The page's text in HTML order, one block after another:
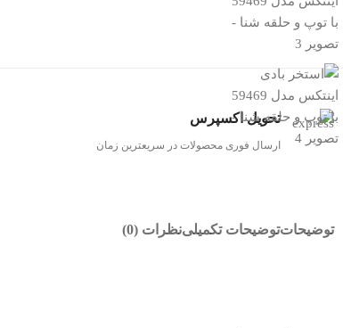
تحویل اکسپرس
ارسال فوری محصولات در سریعترین زمان
توضیحاتتوضیحات تکمیلینظرات (0)